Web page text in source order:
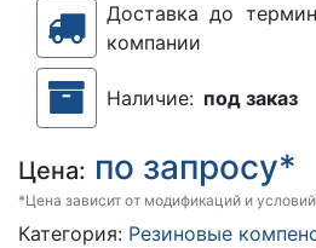
Доставка до
компании
Наличие: под заказ
Цена: по запросу*
*Цена зависит от модификаций и
Категория: Резиновые